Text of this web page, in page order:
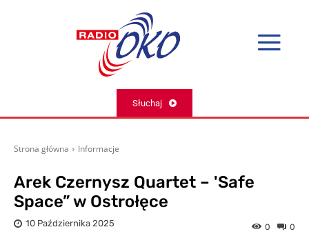
Słuchaj
Strona główna Informacje
Arek Czernysz Quartet – 'Safe
Space” w Ostrołęce
10 Października 2025 0
0